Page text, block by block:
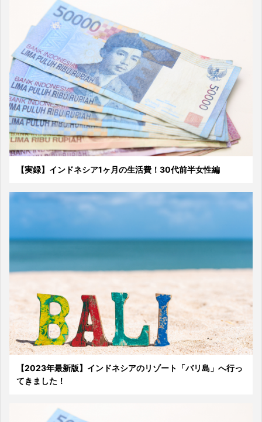
【実録】インドネシア1ヶ月の生活費！30代前半女性編
【2023年最新版】インドネシアのリゾート「バリ島」へ行っ
てきました！